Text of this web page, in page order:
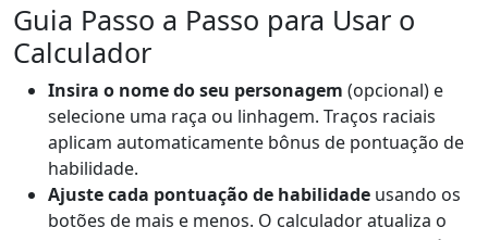
Guia Passo a Passo para Usar o
Calculador
Insira o nome do seu personagem (opcional) e
selecione uma raça ou linhagem. Traços raciais
aplicam automaticamente bônus de pontuação de
habilidade.
Ajuste cada pontuação de habilidade usando os
botões de mais e menos. O calculador atualiza o